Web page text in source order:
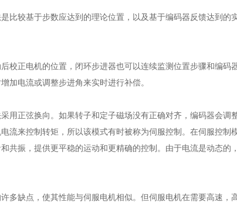
比较基于步数应达到的理论位置，以及基于编码器反馈达到的
校正电机的位置，闭环步进器也可以连续监测位置步骤和编码
加电流或调整步进角来实时进行补偿。
用正弦换向。如果转子和定子磁场没有正确对齐，编码器会调
流来控制转矩，所以该模式有时被称为伺服控制。在伺服控制
共振，提供更平稳的运动和更精确的控制。由于电流是动态的
多缺点，使其性能与伺服电机相似。但伺服电机在需要高速，